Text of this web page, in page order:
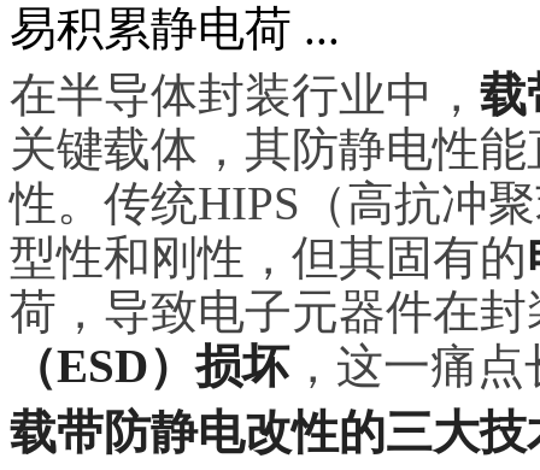
易积累静电荷 ...
在半导体封装行业中， 载
关键载体，其防静电性
性。传统HIPS（高抗冲
型性和刚性，但其固有的
荷，导致电子元器件在
（ESD）损坏，这一痛点
载带防静电改性的三大技